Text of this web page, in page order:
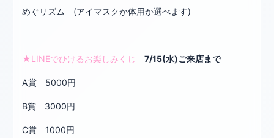
めぐリズム (アイマスクか体用か選べます)
★LINEでひけるお楽しみくじ 7/15(水)ご来店まで
A賞 5000円
B賞 3000円
C賞 1000円